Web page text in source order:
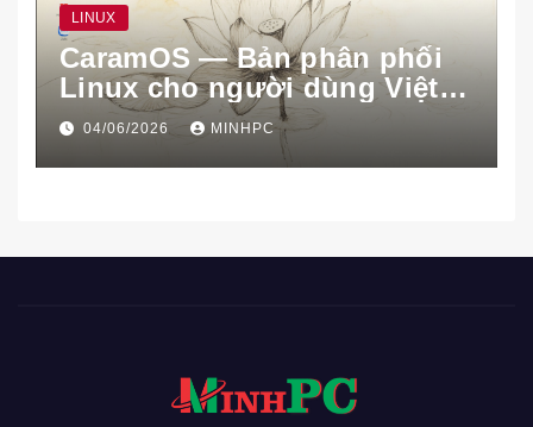
LINUX
CaramOS — Bản phân phối
Linux cho người dùng Việt
Nam
04/06/2026 MINHPC